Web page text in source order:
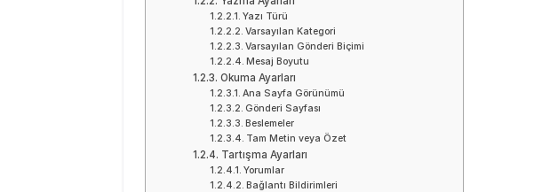
Yazı Türü
Varsayılan Kategori
Varsayılan Gönderi Biçimi
Mesaj Boyutu
Okuma Ayarları
Ana Sayfa Görünümü
Gönderi Sayfası
Beslemeler
Tam Metin veya Özet
Tartışma Ayarları
Yorumlar
Bağlantı Bildirimleri